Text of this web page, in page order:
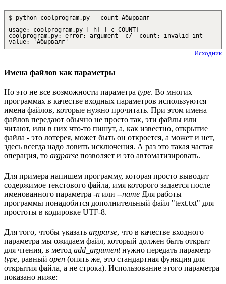
$ python coolprogram.py --count Абырвалг
usage: coolprogram.py [-h] [-c COUNT]
coolprogram.py: error: argument -c/--count: invalid int
value: 'Абырвалг'
Исходник
Имена файлов как параметры
Но это не все возможности параметра type. Во многих
программах в качестве входных параметров используются
имена файлов, которые нужно прочитать. При этом имена
файлов передают обычно не просто так, эти файлы или
читают, или в них что-то пишут, а, как известно, открытие
файла - это лотерея, может быть он откроется, а может и нет,
здесь всегда надо ловить исключения. А раз это такая частая
операция, то argparse позволяет и это автоматизировать.
Для примера напишем программу, которая просто выводит
содержимое текстового файла, имя которого задается после
именованного параметра -n или --name Для работы
программы понадобится дополнительный файл "text.txt" для
простоты в кодировке UTF-8.
Для того, чтобы указать argparse, что в качестве входного
параметра мы ожидаем файл, который должен быть открыт
для чтения, в метод add_argumentнужно передать параметр
type, равный open (опять же, это стандартная функция для
открытия файла, а не строка). Использование этого параметра
показано ниже: